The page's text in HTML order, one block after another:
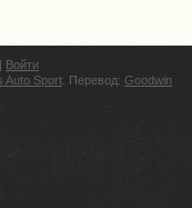
Войти
Auto Sport . Перевод: Goodwin